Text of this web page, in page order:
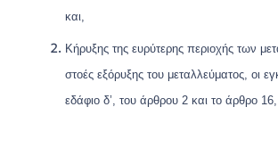
και,
Κήρυξης της ευρύτερης περιοχής των
στοές εξόρυξης του μεταλλεύματος, οι
εδάφιο δ’, του άρθρου 2 και το άρθρο